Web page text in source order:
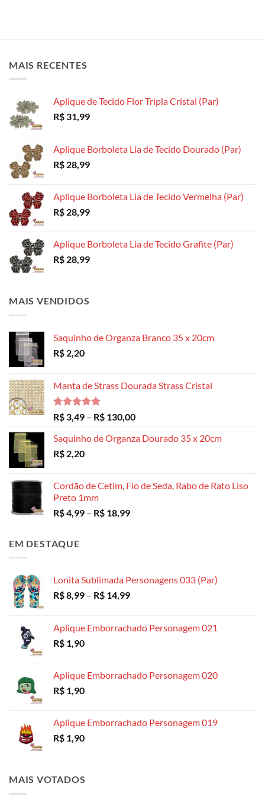
ser
página
do
página
MAIS RECENTES
Aplique de Tecido Flor Tripla Cristal (Par)
R$ 31,99
Aplique Borboleta Lia de Tecido Dourado (Par)
R$ 28,99
Aplique Borboleta Lia de Tecido Vermelha (Par)
R$ 28,99
Aplique Borboleta Lia de Tecido Grafite (Par)
R$ 28,99
MAIS VENDIDOS
Saquinho de Organza Branco 35 x 20cm
R$ 2,20
Manta de Strass Dourada Strass Cristal
Avaliação
5.00
de 5
R$ 3,49 – R$ 130,00Faixa
preço:
Saquinho de Organza Dourado 35 x 20cm
R$ 2,20
Cordão de Cetim, Fio de Seda, Rabo de Rato Liso
Preto 1mm
R$4,99 – R$ 18,99Faixa
EM DESTAQUE
Lonita Sublimada Personagens 033 (Par)
R$8,99 – R$ 14,99Faixa
R$ 8,99
Aplique Emborrachado Personagem 021
R$ 1,90
Aplique Emborrachado Personagem 020
R$ 1,90
Aplique Emborrachado Personagem 019
R$ 1,90
MAIS VOTADOS